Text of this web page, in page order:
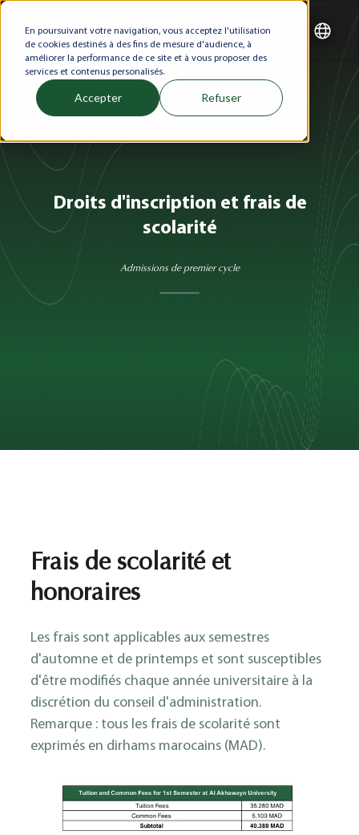
En poursuivant votre navigation, vous acceptez l'utilisation
de cookies destinés à des fins de mesure d'audience, à
améliorer la performance de ce site et à vous proposer des
services et contenus personalisés.
Accepter Refuser
Droits d'inscription et frais de
scolarité
Admissions de premier cycle
Frais de scolarité et
honoraires
Les frais sont applicables aux semestres
d'automne et de printemps et sont susceptibles
d'être modifiés chaque année universitaire à la
discrétion du conseil d'administration.
Remarque : tous les frais de scolarité sont
exprimés en dirhams marocains (MAD).